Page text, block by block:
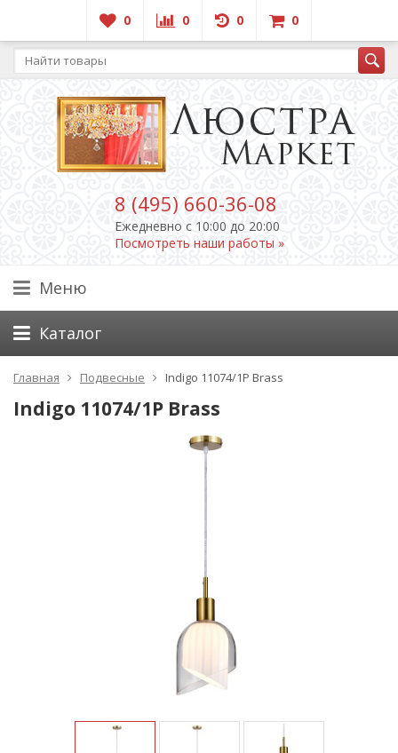
0 0 0 0
8 (495) 660-36-08
Ежедневно c 10:00 до 20:00
Посмотреть наши работы »
Меню
Каталог
Главная Подвесные Indigo 11074/1P Brass
Indigo 11074/1P Brass